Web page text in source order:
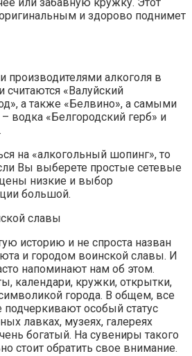
или забавную кружку. Этот
и здорово поднимет
алкоголя в
считаются «Валуйский
а также «Белвино», а самыми
водка «Белгородский герб» и
на «алкогольный шопинг», то
Вы выберете простые сетевые
низкие и выбор
большой.
славы
историю и не спроста назван
и городом воинской славы. И
напоминают нам об этом.
календари, кружки, открытки,
города. В общем, все
особый статус
лавках, музеях, галереях
богатый. На сувениры такого
стоит обратить свое внимание.